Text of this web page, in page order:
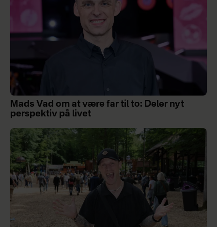
Mads Vad om at være far til to: Deler nyt
perspektiv på livet